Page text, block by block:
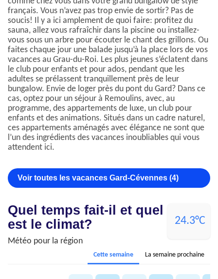
français. Vous n’avez pas trop envie de sortir? Pas de
soucis! Il y a ici amplement de quoi faire: profitez du
sauna, allez vous rafraîchir dans la piscine ou installez-
vous sous un arbre pour écouter le chant des grillons. Ou
faites chaque jour une balade jusqu’à la place lors de vos
vacances au Grau-du-Roi. Les plus jeunes s’éclatent dans
le club pour enfants et pour ados, pendant que les
adultes se prélassent tranquillement près de leur
bungalow. Envie de loger près du pont du Gard? Dans ce
cas, optez pour un séjour à Remoulins, avec, au
programme, des appartements de luxe, un club pour
enfants et des animations. Situés dans un cadre naturel,
ces appartements aménagés avec élégance ne sont que
l’un des ingrédients des vacances inoubliables qui vous
attendent ici.
Voir toutes les vacances Gard-Cévennes (4)
Quel temps fait-il et quel
est le climat?
Météo pour la région
24.3°C
Cette semaine La semaine prochaine